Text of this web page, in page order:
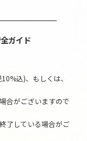
ガイド
込)、もしくは、
合がございますので
了している場合がご